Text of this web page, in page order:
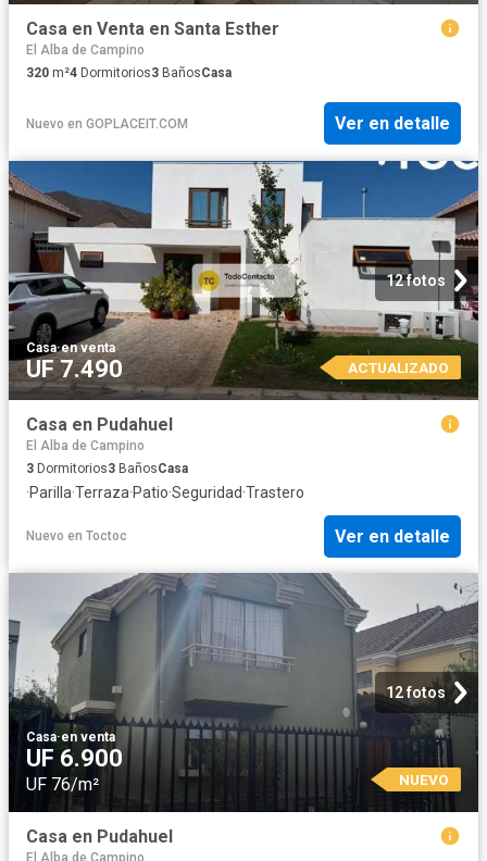
Casa en Venta en Santa Esther
El Alba de Campino
320 m²4 Dormitorios3 BañosCasa
Nuevo en GOPLACEIT.COM Ver en detalle
12 fotos
Casa·en venta
UF 7.490 ACTUALIZADO
Casa en Pudahuel
El Alba de Campino
3 Dormitorios3 BañosCasa
·Parilla·Terraza·Patio·Seguridad·Trastero
Nuevo en Toctoc Ver en detalle
12 fotos
Casa·en venta
UF 6.900
UF 76/m² NUEVO
Casa en Pudahuel
El Alba de Campino